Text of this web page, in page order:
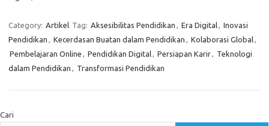
Category: Artikel Tag: Aksesibilitas Pendidikan , Era Digital, Inovasi
Pendidikan , Kecerdasan Buatan dalam Pendidikan , Kolaborasi Global,
Pembelajaran Online , Pendidikan Digital, Persiapan Karir, Teknologi
dalam Pendidikan , Transformasi Pendidikan
Cari